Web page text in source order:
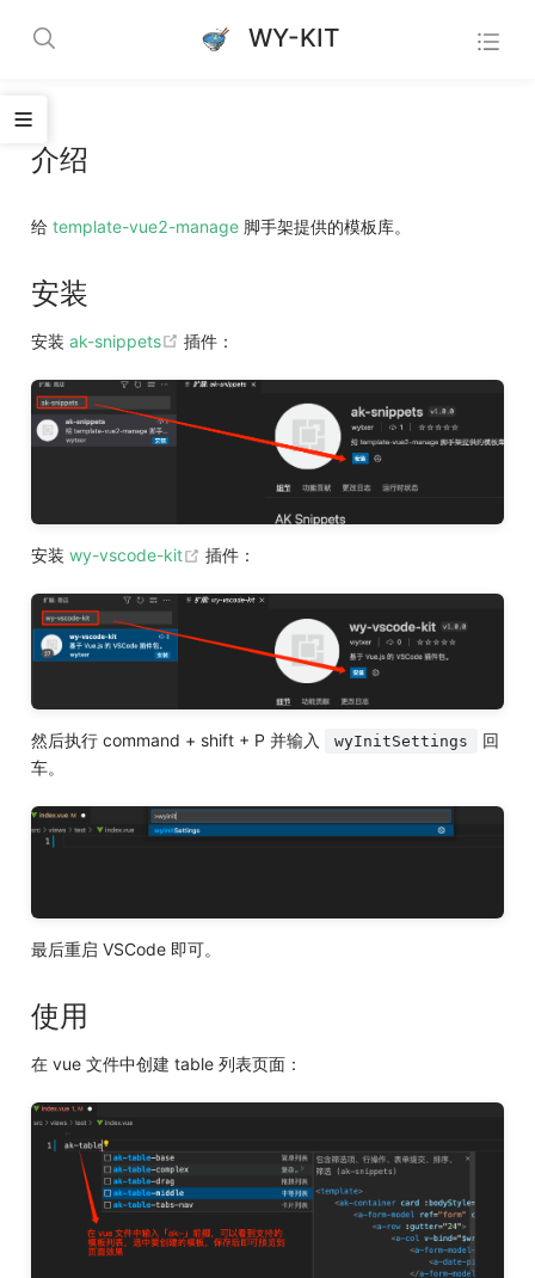
WY-KIT
介绍
给 template-vue2-manage脚手架提供的模板库。
安装
安装 ak-snippets (opens new window)
插件：
安装 wy-vscode-kit (opens new window)
插件：
然后执行 command + shift + P 并输入 wyInitSettings
回
车。
最后重启 VSCode 即可。
使用
在 vue 文件中创建 table 列表页面：